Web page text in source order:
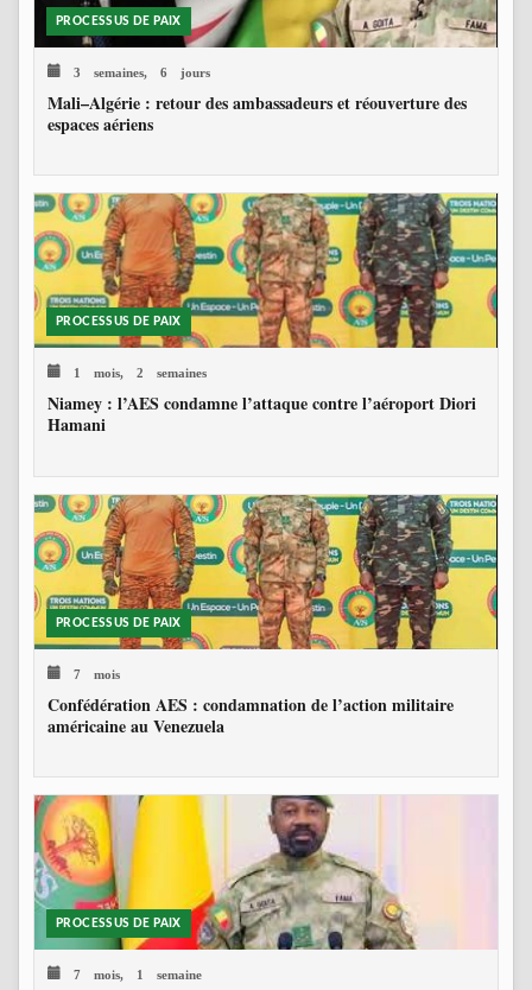
PROCESSUS DE PAIX
3 semaines, 6 jours
Mali–Algérie : retour des ambassadeurs et réouverture des
espaces aériens
PROCESSUS DE PAIX
1 mois, 2 semaines
Niamey : l’AES condamne l’attaque contre l’aéroport Diori
Hamani
PROCESSUS DE PAIX
7 mois
Confédération AES : condamnation de l’action militaire
américaine au Venezuela
PROCESSUS DE PAIX
7 mois, 1 semaine